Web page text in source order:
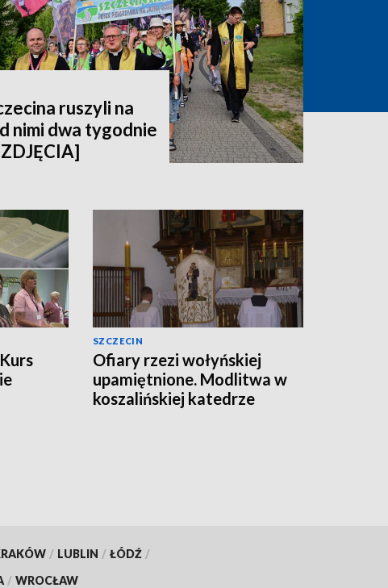
ruszyli na
nimi dwa tygodnie
SZCZECIN
Ofiary rzezi wołyńskiej
upamiętnione. Modlitwa w
koszalińskiej katedrze
/ LUBLIN / ŁÓDŹ /
/ WROCŁAW